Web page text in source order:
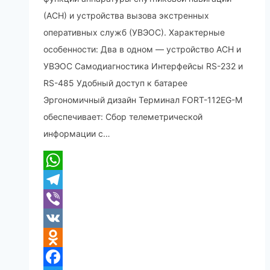
(АСН) и устройства вызова экстренных
оперативных служб (УВЭОС). Характерные
особенности: Два в одном — устройство АСН и
УВЭОС Cамодиагностика Интерфейсы RS-232 и
RS-485 Удобный доступ к батарее
Эргономичный дизайн Терминал FORT-112EG-M
обеспечивает: Сбор телеметрической
информации с…
WhatsApp
Telegram
Viber
VK
Odnoklassniki